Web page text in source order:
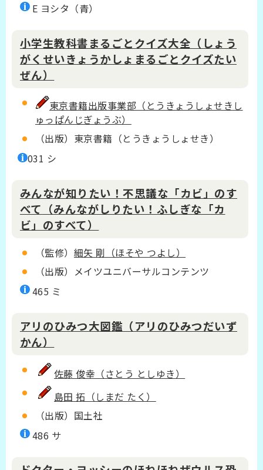
E ヨシタ（青）
小学生教科書まるごとクイズ大全（しょう
がくせいきょうかしょまるごとクイズたい
ぜん）
東京書籍出版事業部（とうきょうしょせきし
ゅっぱんじぎょうぶ）
（出版）東京書籍（とうきょうしょせき）
031 シ
みんなが知りたい！不思議な「カビ」のす
べて （みんながしりたい！ふしぎな「カ
ビ」のすべて）
（監修） 細矢 剛（ほそや つよし）
（出版）メイツユニバーサルコンテンツ
465 ミ
アリのひみつ大図鑑（アリのひみつだいず
かん）
佐藤 俊幸（さとう としゆき）
島田 拓（しまだ たく）
（出版）国土社
486 サ